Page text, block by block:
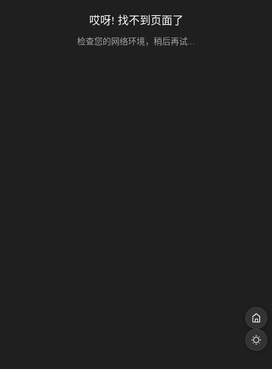
哎呀! 找不到页面了
检查您的网络环境，稍后再试...